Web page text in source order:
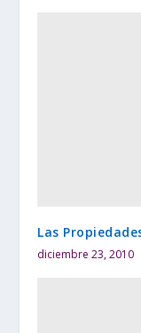
Las
diciembre 23, 2010